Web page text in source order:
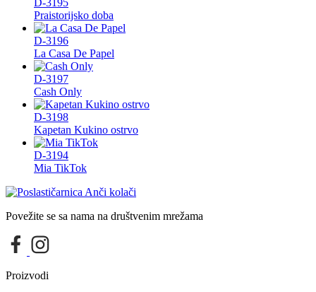
Praistorijsko doba
D-3196
La Casa De Papel
D-3197
Cash Only
D-3198
Kapetan Kukino ostrvo
D-3194
Mia TikTok
Povežite se sa nama na društvenim mrežama
Proizvodi